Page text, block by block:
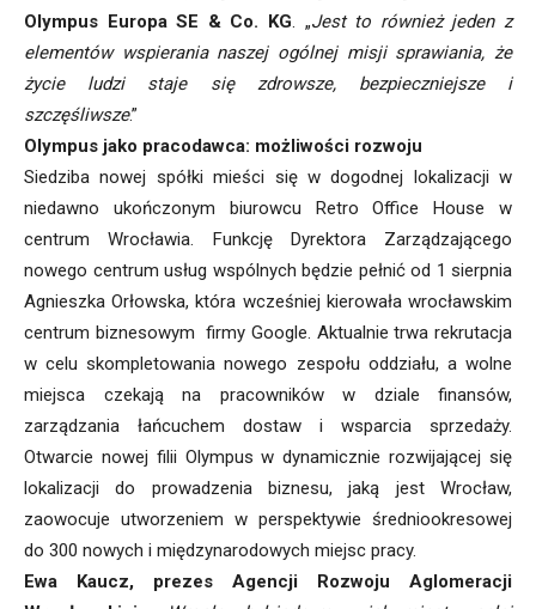
Olympus Europa SE & Co. KG. „Jest to również jeden z
elementów wspierania naszej ogólnej misji sprawiania, że
życie ludzi staje się zdrowsze, bezpieczniejsze i
szczęśliwsze.”
Olympus jako pracodawca: możliwości rozwoju
Siedziba nowej spółki mieści się w dogodnej lokalizacji w
niedawno ukończonym biurowcu Retro Office House w
centrum Wrocławia. Funkcję Dyrektora Zarządzającego
nowego centrum usług wspólnych będzie pełnić od 1 sierpnia
Agnieszka Orłowska, która wcześniej kierowała wrocławskim
centrum biznesowym firmy Google. Aktualnie trwa rekrutacja
w celu skompletowania nowego zespołu oddziału, a wolne
miejsca czekają na pracowników w dziale finansów,
zarządzania łańcuchem dostaw i wsparcia sprzedaży.
Otwarcie nowej filii Olympus w dynamicznie rozwijającej się
lokalizacji do prowadzenia biznesu, jaką jest Wrocław,
zaowocuje utworzeniem w perspektywie średniookresowej
do 300 nowych i międzynarodowych miejsc pracy.
Ewa Kaucz, prezes Agencji Rozwoju Aglomeracji